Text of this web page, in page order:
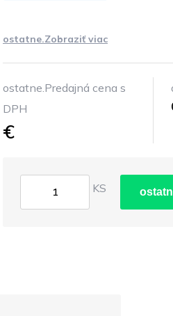
ostatne.Zobraziť viac
ostatne.Predajná cena s
DPH
€
KS